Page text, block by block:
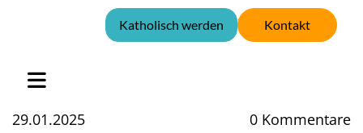
Kontakt
Katholisch werden
29.01.2025 0 Kommentare